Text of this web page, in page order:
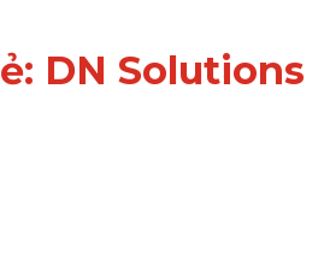
DN Solutions